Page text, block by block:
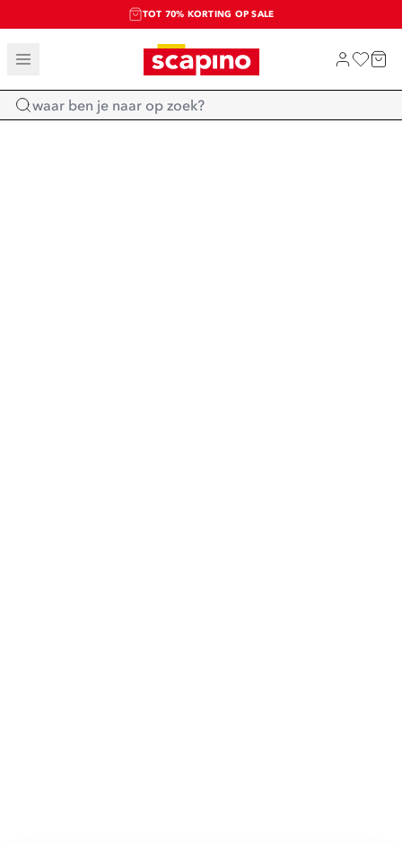
TOT 70% KORTING OP SALE
SALE: LAATSTE KANS!
SHOP NIEUW
Home